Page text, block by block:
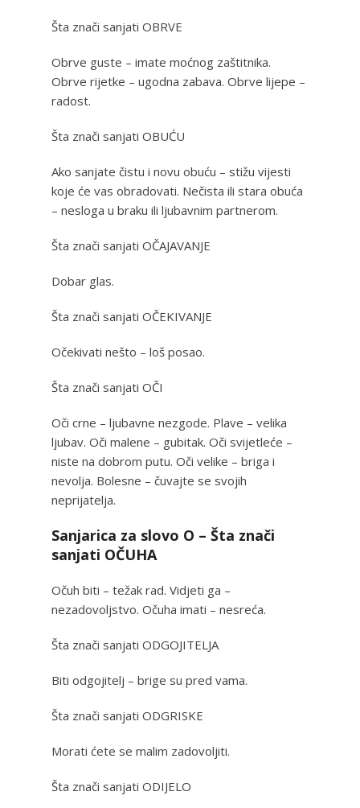
Šta znači sanjati OBRVE
Obrve guste – imate moćnog zaštitnika.
Obrve rijetke – ugodna zabava. Obrve lijepe –
radost.
Šta znači sanjati OBUĆU
Ako sanjate čistu i novu obuću – stižu vijesti
koje će vas obradovati. Nečista ili stara obuća
– nesloga u braku ili ljubavnim partnerom.
Šta znači sanjati OČAJAVANJE
Dobar glas.
Šta znači sanjati OČEKIVANJE
Očekivati nešto – loš posao.
Šta znači sanjati OČI
Oči crne – ljubavne nezgode. Plave – velika
ljubav. Oči malene – gubitak. Oči svijetleće –
niste na dobrom putu. Oči velike – briga i
nevolja. Bolesne – čuvajte se svojih
neprijatelja.
Sanjarica za slovo O – Šta znači
sanjati OČUHA
Očuh biti – težak rad. Vidjeti ga –
nezadovoljstvo. Očuha imati – nesreća.
Šta znači sanjati ODGOJITELJA
Biti odgojitelj – brige su pred vama.
Šta znači sanjati ODGRISKE
Morati ćete se malim zadovoljiti.
Šta znači sanjati ODIJELO